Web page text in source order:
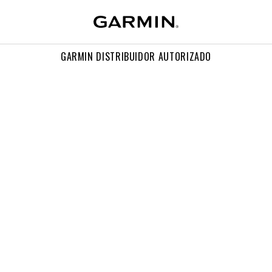
GARMIN DISTRIBUIDOR AUTORIZADO